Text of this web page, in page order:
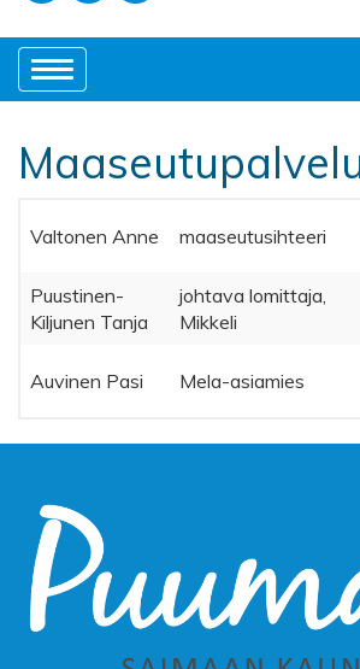
Toggle
navigation
Valtonen Anne maaseutusihteeri
Puustinen-
Kiljunen Tanja
johtava lomittaja,
Mikkeli
Auvinen Pasi Mela-asiamies